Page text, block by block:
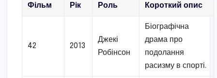
Фільм Рік Роль Короткий опис
42 2013
Джекі
Робінсон
Біографічна
драма про
подолання
расизму в спорті.